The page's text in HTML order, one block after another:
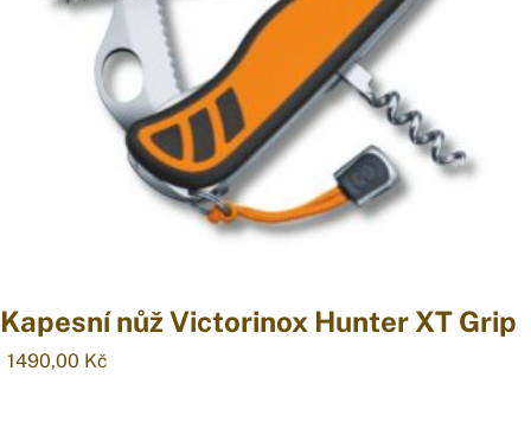
Kapesní nůž Victorinox Hunter XT Grip
1490,00 Kč